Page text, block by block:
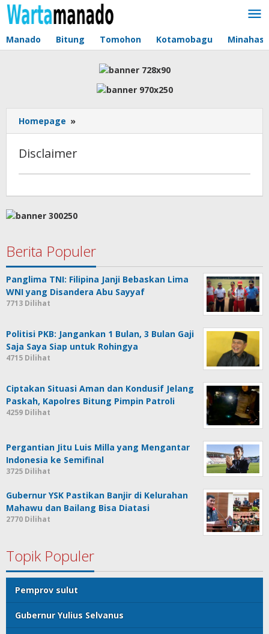
Lewati
ke
Manado Bitung Tomohon Kotamobagu Minahasa
Homepage »
Disclaimer
12,
oleh
Berita Populer
Panglima TNI: Filipina Janji Bebaskan Lima
WNI yang Disandera Abu Sayyaf
7713 Dilihat
Politisi PKB: Jangankan 1 Bulan, 3 Bulan Gaji
Saja Saya Siap untuk Rohingya
4715 Dilihat
Ciptakan Situasi Aman dan Kondusif Jelang
Paskah, Kapolres Bitung Pimpin Patroli
4259 Dilihat
Pergantian Jitu Luis Milla yang Mengantar
Indonesia ke Semifinal
3725 Dilihat
Gubernur YSK Pastikan Banjir di Kelurahan
Mahawu dan Bailang Bisa Diatasi
2770 Dilihat
Topik Populer
Pemprov sulut
Gubernur Yulius Selvanus